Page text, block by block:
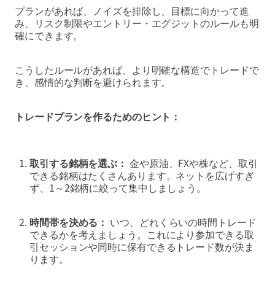
プランがあれば、ノイズを排除し、目標に向かって進
み、リスク制限やエントリー・エグジットのルールも明
確にできます。
こうしたルールがあれば、より明確な構造でトレードで
き、感情的な判断を避けられます。
トレードプランを作るためのヒント：
取引する銘柄を選ぶ： 金や原油、FXや株など、取引
できる銘柄はたくさんあります。ネットを広げすぎ
ず、1～2銘柄に絞って集中しましょう。
時間帯を決める： いつ、どれくらいの時間トレード
できるかを考えましょう。これにより参加できる取
引セッションや同時に保有できるトレード数が決ま
ります。